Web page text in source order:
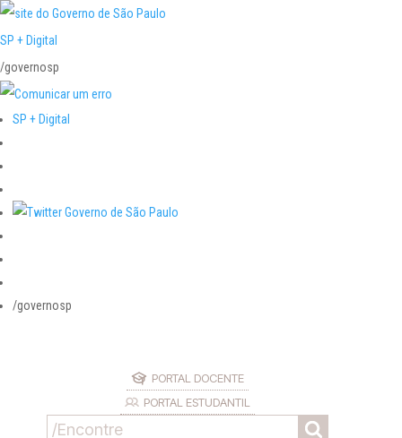
SP + Digital
/governosp
SP + Digital
/governosp
PORTAL DOCENTE
PORTAL ESTUDANTIL